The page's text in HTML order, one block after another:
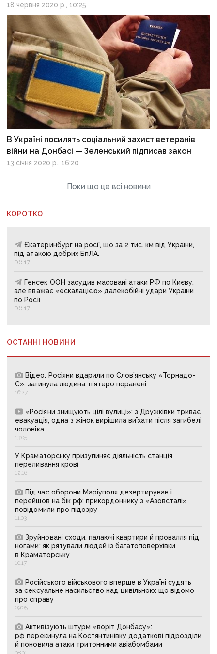
18 червня 2020 р., 10:25
В Україні посилять соціальний захист ветеранів
війни на Донбасі — Зеленський підписав закон
13 січня 2020 р., 16:20
Поки що це всі новини
КОРОТКО
Єкатеринбург на росії, що за 2 тис. км від України,
під атакою добрих БпЛА.
06:17
Генсек ООН засудив масовані атаки РФ по Києву,
але вважає «ескалацією» далекобійні удари України
по Росії
06:17
ОСТАННІ НОВИНИ
Відео. Росіяни вдарили по Слов’янську «Торнадо-
С»: загинула людина, п’ятеро поранені
16:27
«Росіяни знищують цілі вулиці»: з Дружківки триває
евакуація, одна з жінок вирішила виїхати після загибелі
чоловіка
13:05
У Краматорську призупиняє діяльність станція
переливання крові
12:16
Під час оборони Маріуполя дезертирував і
перейшов на бік рф: прикордоннику з «Азовсталі»
повідомили про підозру
11:03
Зруйновані сходи, палаючі квартири й провалля під
ногами: як рятували людей із багатоповерхівки
в Краматорську
10:17
Російського військового вперше в Україні судять
за сексуальне насильство над цивільною: що відомо
про справу
09:05
Активізують штурм «воріт Донбасу»:
рф перекинула на Костянтинівку додаткові підрозділи
й поновила атаки тритонними авіабомбами